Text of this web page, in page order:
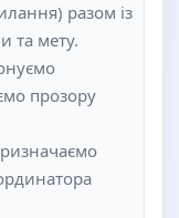
разом із
та мету.
прозору